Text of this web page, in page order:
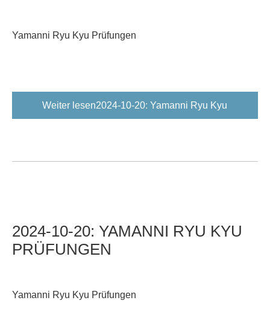
Yamanni Ryu Kyu Prüfungen
Weiter lesen2024-10-20: Yamanni Ryu Kyu
2024-10-20: YAMANNI RYU KYU
PRÜFUNGEN
Yamanni Ryu Kyu Prüfungen